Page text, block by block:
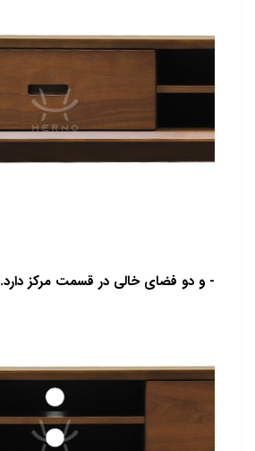
- و دو فضای خالی در قسمت مرکز دارد.